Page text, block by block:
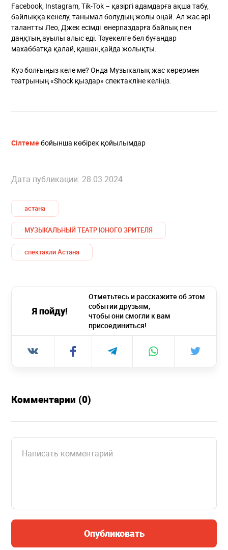
Facebook, Instagram, Tik-Tok – қазіргі адамдарға ақша табу,
байлыққа кенелу, танымал болудың жолы оңай. Ал жас әрі
талантты Лео, Джек есімді өнерпаздарға байлық пен
даңқтың ауылы алыс еді. Тәуекелге бел буғандар
махаббатқа қалай, қашан,қайда жолықты.
Куә болғыңыз келе ме? Онда Музыкалық жас көрермен
театрының «Shock қыздар» спектакліне келіңіз.
Сілтемебойынша көбірек қойылымдар
Дата публикации: 28.03.2024
астана
МУЗЫКАЛЬНЫЙ ТЕАТР ЮНОГО ЗРИТЕЛЯ
спектакли Астана
Я пойду!
Отметьтесь и расскажите об этом
событии друзьям,
чтобы они смогли к вам
присоединиться!
Комментарии (0)
Опубликовать